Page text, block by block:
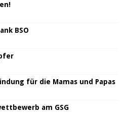
BSO
für die Mamas und Papas
am GSG